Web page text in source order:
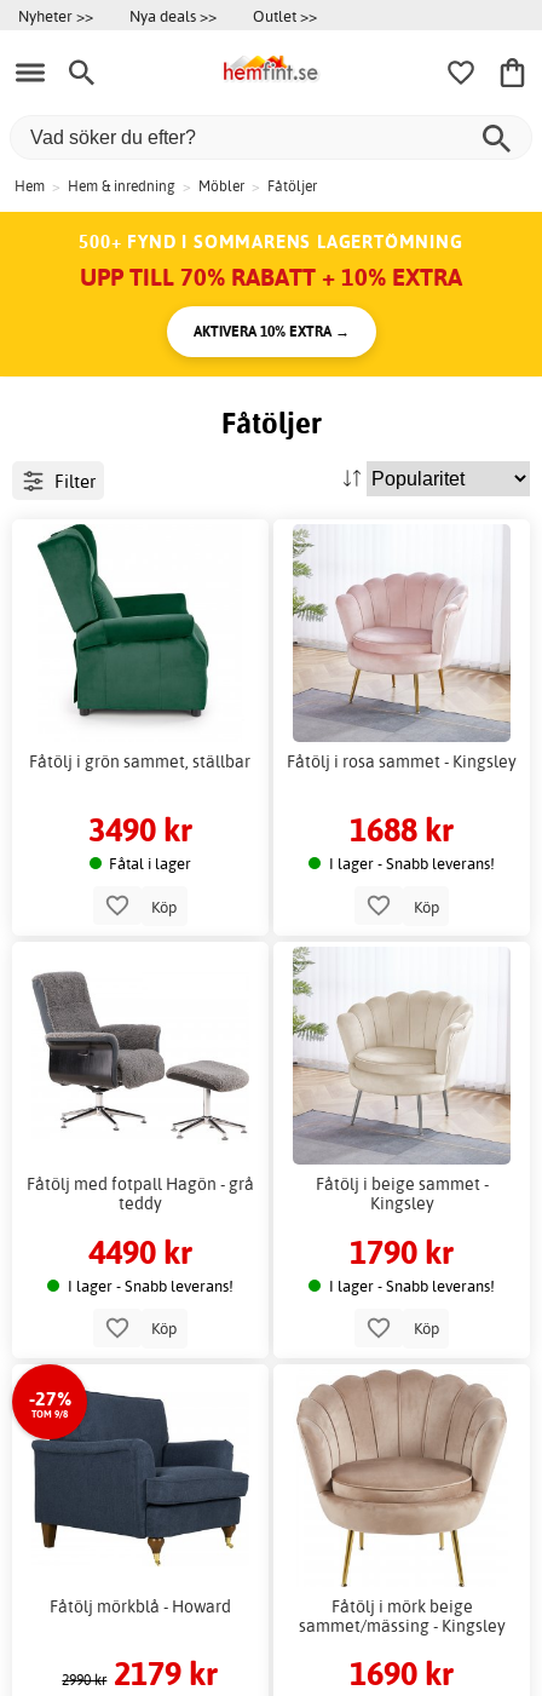
Nyheter >> Nya deals >> Outlet >>
Hem > Hem & inredning > Möbler > Fåtöljer
500+ FYND I SOMMARENS LAGERTÖMNING
UPP TILL 70% RABATT + 10% EXTRA
AKTIVERA 10% EXTRA →
Fåtöljer
Filter
Fåtölj i grön sammet, ställbar
3490 kr
Fåtal i lager
Köp
Fåtölj i rosa sammet - Kingsley
1688 kr
I lager - Snabb leverans!
Köp
Fåtölj med fotpall Hagön - grå
teddy
4490 kr
I lager - Snabb leverans!
Köp
Fåtölj i beige sammet -
Kingsley
1790 kr
I lager - Snabb leverans!
Köp
-27%
TOM 9/8
Fåtölj mörkblå - Howard
2990 kr 2179 kr
Fåtölj i mörk beige
sammet/mässing - Kingsley
1690 kr